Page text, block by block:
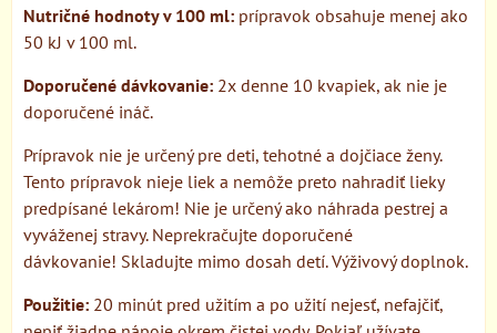
Nutričné hodnoty v 100 ml: prípravok obsahuje menej ako
50 kJ v 100 ml.
Doporučené dávkovanie: 2x denne 10 kvapiek, ak nie je
doporučené ináč.
Prípravok nie je určený pre deti, tehotné a dojčiace ženy.
Tento prípravok nieje liek a nemôže preto nahradiť lieky
predpísané lekárom! Nie je určený ako náhrada pestrej a
vyváženej stravy. Neprekračujte doporučené
dávkovanie! Skladujte mimo dosah detí. Výživový doplnok.
Použitie: 20 minút pred užitím a po užití nejesť, nefajčiť,